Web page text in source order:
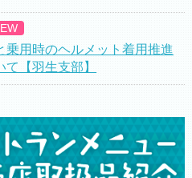
乗用時のヘルメット着用推進
【羽生支部】